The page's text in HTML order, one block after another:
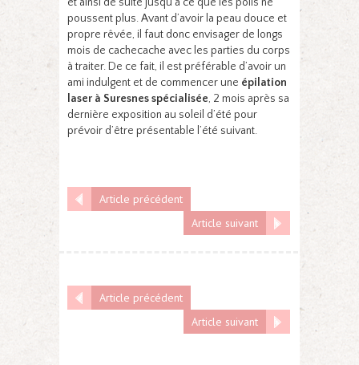
et ainsi de suite jusqu’à ce que les poils ne
poussent plus. Avant d’avoir la peau douce et
propre rêvée, il faut donc envisager de longs
mois de cachecache avec les parties du corps
à traiter. De ce fait, il est préférable d’avoir un
ami indulgent et de commencer une épilation
laser à Suresnes spécialisée, 2 mois après sa
dernière exposition au soleil d’été pour
prévoir d’être présentable l’été suivant.
Article précédent
Article suivant
Article précédent
Article suivant